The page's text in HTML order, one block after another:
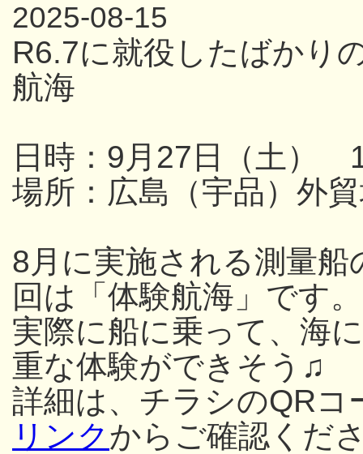
2025-08-15
R6.7に就役したばかり
航海
日時：9月27日（土）
場所：広島（宇品）外
8月に実施される測量
回は「体験航海」です。
実際に船に乗って、海
重な体験ができそう♫
詳細は、チラシのQRコ
リンクからご確認くだ